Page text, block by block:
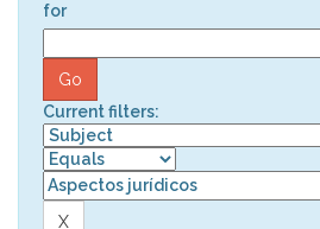
for
Current filters: